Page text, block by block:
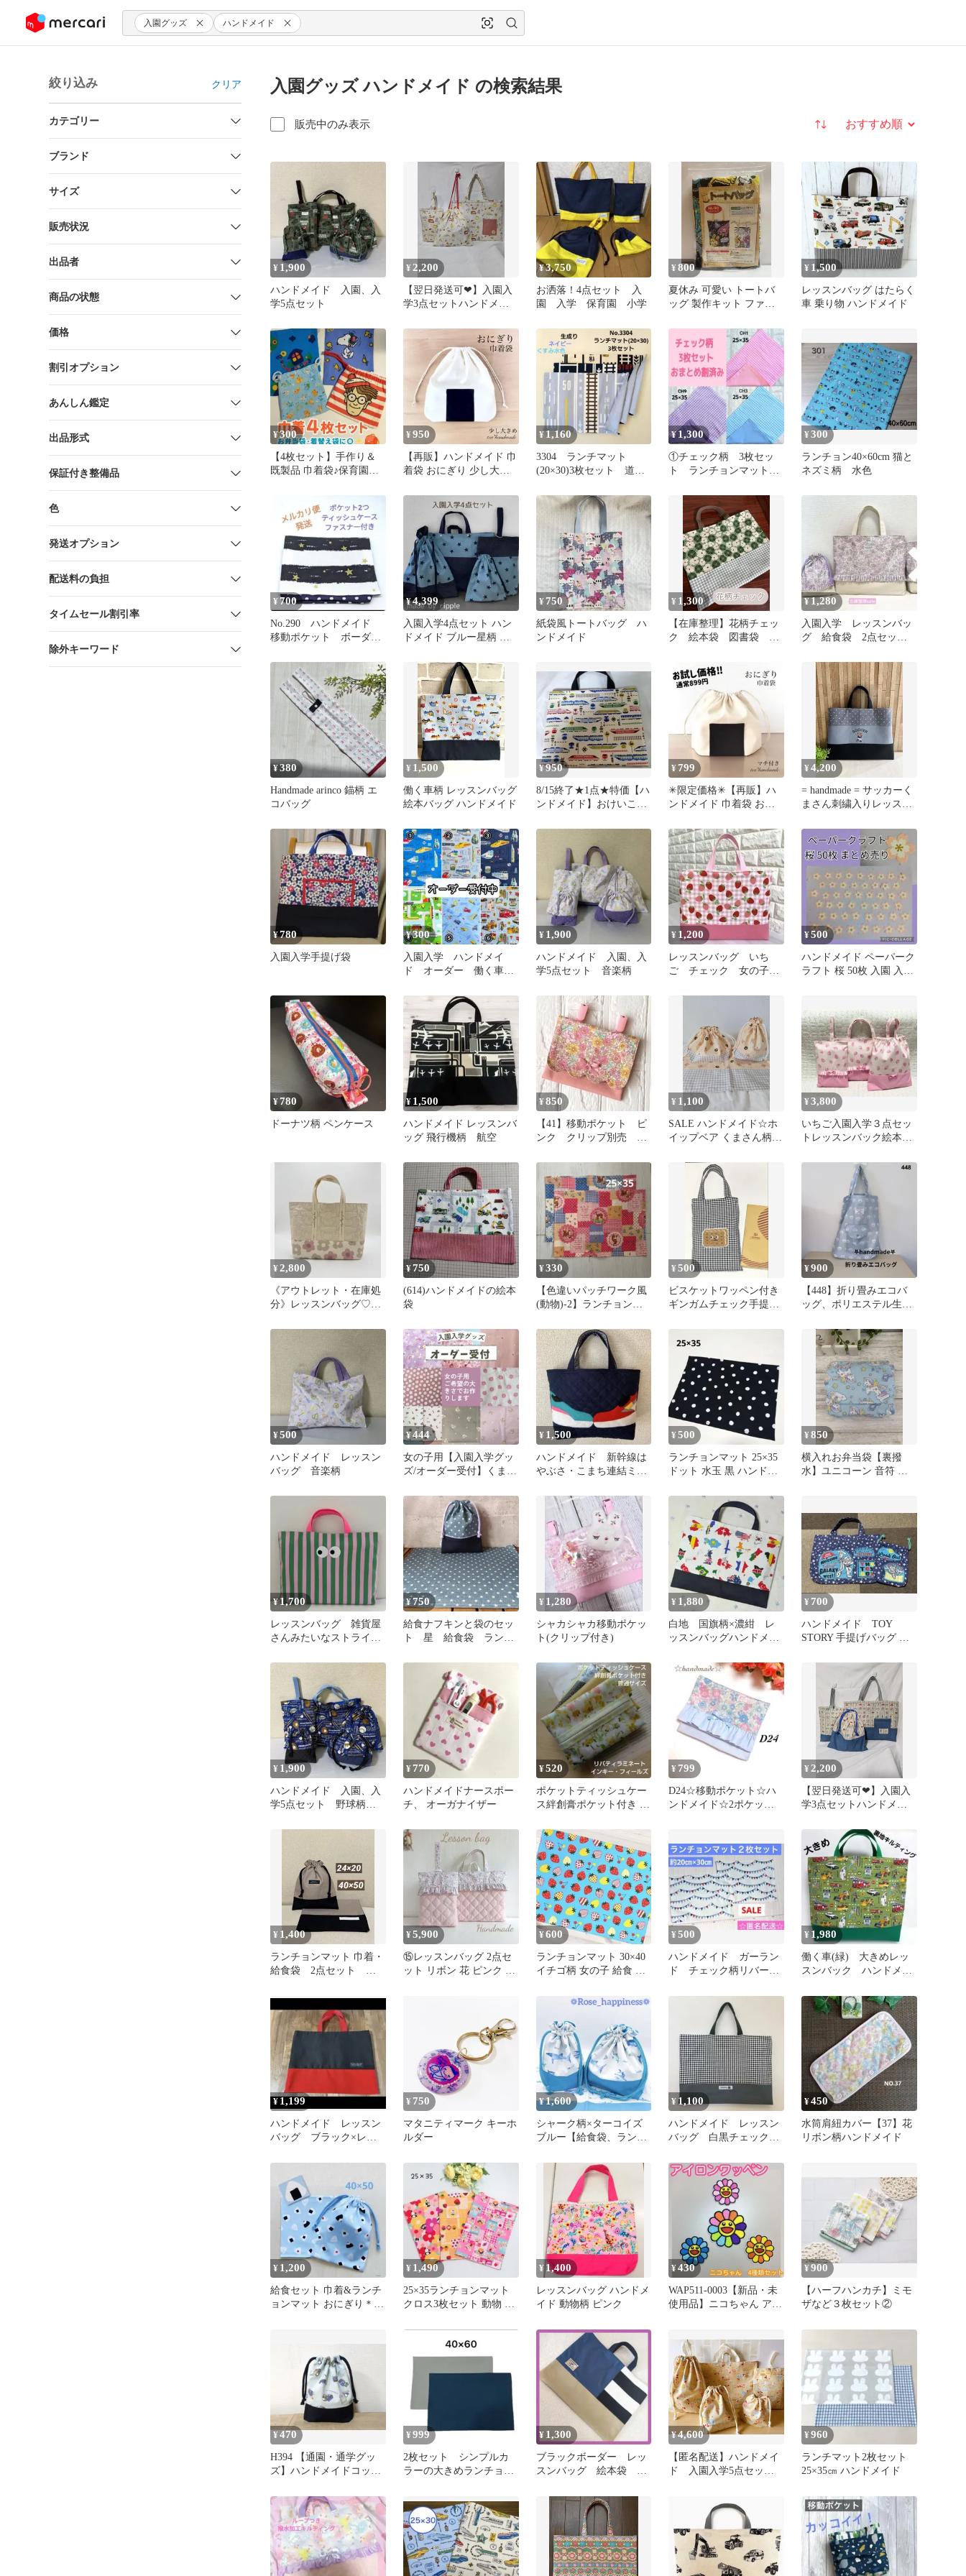
ツにスキップ 入園グッズ ハンドメイド
絞り込み クリア
カテゴリー
ブランド
サイズ
販売状況
出品者
商品の状態
価格
割引オプション
あんしん鑑定
出品形式
保証付き整備品
色
発送オプション
配送料の負担
タイムセール割引率
除外キーワード
入園グッズ ハンドメイド の検索結果
販売中のみ表示 並び替え
¥ 1,900
ハンドメイド 入園、入
学5点セット
¥ 2,200
【翌日発送可❤】入園入
学3点セットハンドメイ
¥3,750
お洒落！4点セット 入
園 入学 保育園 小学
¥800
夏休み 可愛い トートバ
ッグ 製作キット ファニ
ット
¥ 1,500
レッスンバッグ はたらく
車 乗り物 ハンドメイド
¥300
【4枚セット】手作り＆
既製品 巾着袋♪保育園・
¥950
【再販】ハンドメイド 巾
着袋 おにぎり 少し大き
¥1,160
3304 ランチマット
(20×30)3枚セット 道路
り)
¥1,300
①チェック柄 3枚セッ
ト ランチョンマット
ンドメイド
¥300
ランチョン40×60cm 猫と
ネズミ柄 水色
¥700
No.290 ハンドメイド
移動ポケット ボーダー
¥4,399
入園入学4点セット ハン
ドメイド ブルー星柄 ス
ッズ
¥ 750
紙袋風トートバッグ ハ
ンドメイド
¥ 1,300
【在庫整理】花柄チェッ
ク 絵本袋 図書袋 体
¥1,280
入園入学 レッスンバッ
グ 給食袋 2点セッ
花柄 ピンク
¥380
Handmade arinco 錨柄 エ
コバッグ
¥ 1,500
働く車柄 レッスンバッグ
絵本バッグ ハンドメイド
¥950
8/15終了★1点★特価【ハ
ンドメイド】おけいこバ
¥ 799
✳︎限定価格✳︎【再販】ハ
ンドメイド 巾着袋 おに
¥4,200
= handmade = サッカーく
まさん刺繍入りレッスン
¥780
入園入学手提げ袋
¥300
入園入学 ハンドメイ
ド オーダー 働く車
袋 巾着 幼稚園
¥ 1,900
ハンドメイド 入園、入
学5点セット 音楽柄
¥ 1,200
レッスンバッグ いち
ご チェック 女の子
入学 通園バッグ
¥500
ハンドメイド ペーパーク
ラフト 桜 50枚 入園 入学
¥780
ドーナツ柄 ペンケース
¥ 1,500
ハンドメイド レッスンバ
ッグ 飛行機柄 航空
¥850
【41】移動ポケット ピ
ンク クリップ別売 花
ラップ
¥ 1,100
SALE ハンドメイド☆ホ
イップベア くまさん柄
¥3,800
いちご入園入学３点セッ
トレッスンバック絵本バ
道具袋女の子
¥2,800
《アウトレット・在庫処
分》レッスンバッグ♡入
¥750
(614)ハンドメイドの絵本
袋
¥330
【色違いパッチワーク風
(動物)-2】ランチョンマ
¥500
ビスケットワッペン付き
ギンガムチェック手提げ
¥900
【448】折り畳みエコバ
ッグ、ポリエステル生
¥500
ハンドメイド レッスン
バッグ 音楽柄
¥444
女の子用【入園入学グッ
ズ/オーダー受付】くまさ
着袋等
¥ 1,500
ハンドメイド 新幹線は
やぶさ・こまち連結ミニ
¥500
ランチョンマット 25×35
ドット 水玉 黒 ハンドメ
¥850
横入れお弁当袋【裏撥
水】ユニコーン 音符 水
¥1,700
レッスンバッグ 雑貨屋
さんみたいなストライ
¥750
給食ナフキンと袋のセッ
ト 星 給食袋 ランチ
¥ 1,280
シャカシャカ移動ポケッ
ト(クリップ付き)
¥ 1,880
白地 国旗柄×濃紺 レ
ッスンバッグハンドメイ
絵本袋お道具袋
¥ 700
ハンドメイド TOY
STORY 手提げバッグ 巾
¥ 1,900
ハンドメイド 入園、入
学5点セット 野球柄
¥ 770
ハンドメイドナースポー
チ、 オーガナイザー
¥520
ポケットティッシュケー
ス絆創膏ポケット付き リ
ルズイエロー
¥ 799
D24☆移動ポケット☆ハ
ンドメイド☆2ポケット
¥ 2,200
【翌日発送可❤】入園入
学3点セットハンドメイ
ルー)
¥ 1,400
ランチョンマット 巾着・
給食袋 2点セット シ
¥5,900
⑮レッスンバッグ 2点セ
ット リボン 花 ピンク ハ
¥600
ランチョンマット 30×40
イチゴ柄 女の子 給食 ハ
¥500
ハンドメイド ガーラン
ド チェック柄リバーシ
ト 2枚セット
¥1,980
働く車(緑) 大きめレッ
スンバック ハンドメイ
¥ 1,199
ハンドメイド レッスン
バッグ ブラック×レッ
¥ 750
マタニティマーク キーホ
ルダー
¥1,600
シャーク柄×ターコイズ
ブルー【給食袋、ランチ
袋、3点セット】
¥1,100
ハンドメイド レッスン
バッグ 白黒チェック
¥450
水筒肩紐カバー【37】花
リボン柄ハンドメイド
¥ 1,200
給食セット 巾着&ランチ
ョンマット おにぎり＊ブ
¥ 1,490
25×35ランチョンマット
クロス3枚セット 動物 花
¥1,400
レッスンバッグ ハンドメ
イド 動物柄 ピンク
¥430
WAP511-0003【新品・未
使用品】ニコちゃん アイ
ル アップリケ ハンドメ
イド 刺繍 女性 レディー
ス キッズ 子供 男の子 女
の子 保育園 幼稚園 小学
校 入学 入園 手提げ バッ
グ 帽子 目印
¥900
【ハーフハンカチ】ミモ
ザなど３枚セット②
¥470
H394 【通園・通学グッ
ズ】ハンドメイドコップ
¥ 999
2枚セット シンプルカ
ラーの大きめランチョン
¥ 1,300
ブラックボーダー レッ
スンバッグ 絵本袋 入
¥4,600
【匿名配送】ハンドメイ
ド 入園入学5点セット
¥960
ランチマット2枚セット
25×35㎝ ハンドメイド